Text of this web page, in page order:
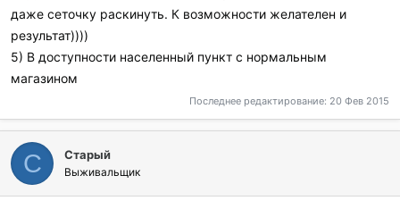
даже сеточку раскинуть. К возможности желателен и
результат))))
5) В доступности населенный пункт с нормальным
магазином
Последнее редактирование: 20 Фев 2015
С Старый
Выживальщик